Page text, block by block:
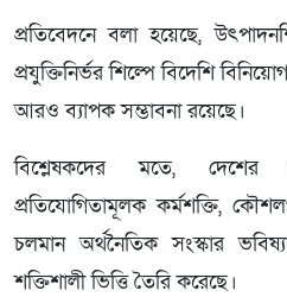
প্রতিবেদনে বলা হয়েছে,
প্রযুক্তিনির্ভর শিল্পে বিদেশি
আরও ব্যাপক সম্ভাবনা রয়েছে।
বিশ্লেষকদের মতে, দেশের
প্রতিযোগিতামূলক কর্মশক্তি,
চলমান অর্থনৈতিক সংস্কার
শক্তিশালী ভিত্তি তৈরি করেছে।